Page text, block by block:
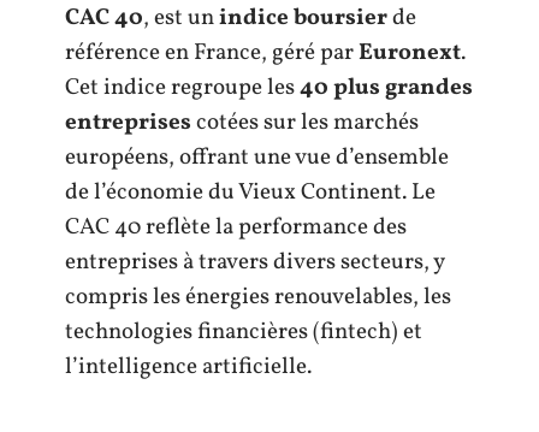
CAC 40, est unindice boursierde
référence en France, géré parEuronext.
Cet indice regroupe les40 plus grandes
entreprisescotées sur les marchés
européens, offrant une vue d’ensemble
de l’économie du Vieux Continent. Le
CAC 40 reflète la performance des
entreprises à travers divers secteurs, y
compris les énergies renouvelables, les
technologies financières (fintech) et
l’intelligence artificielle.